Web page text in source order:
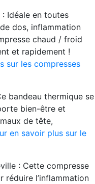
Idéale en toutes
dos, inflammation
chaud / froid
et rapidement !
sur les compresses
bandeau thermique se
bien-être et
de tête,
en savoir plus sur le
: Cette compresse
réduire l’inflammation